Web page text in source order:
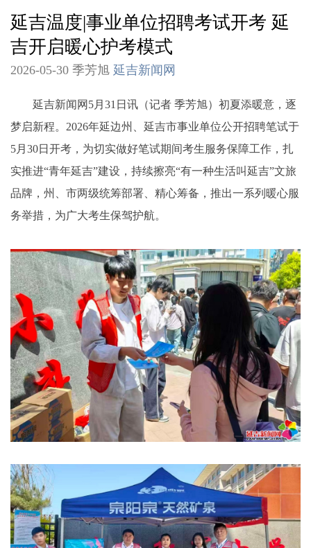
延吉温度|事业单位招聘考试开考 延
吉开启暖心护考模式
2026-05-30 季芳旭 延吉新闻网
延吉新闻网5月31日讯（记者 季芳旭）初夏添暖意，逐
梦启新程。2026年延边州、延吉市事业单位公开招聘笔试于
5月30日开考，为切实做好笔试期间考生服务保障工作，扎
实推进“青年延吉”建设，持续擦亮“有一种生活叫延吉”文旅
品牌，州、市两级统筹部署、精心筹备，推出一系列暖心服
务举措，为广大考生保驾护航。